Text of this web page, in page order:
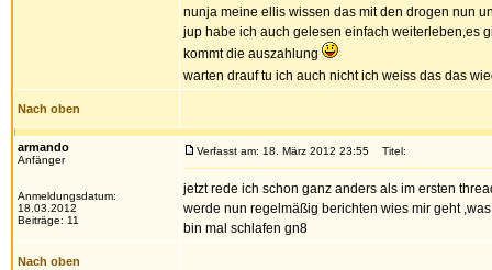
nunja meine ellis wissen das mit den drogen nun
jup habe ich auch gelesen einfach weiterleben,es
kommt die auszahlung
warten drauf tu ich auch nicht ich weiss das das
Nach oben
armando
Anfänger
Anmeldungsdatum:
18.03.2012
Beiträge: 11
Verfasst am: 18. März 2012 23:55 Titel:
jetzt rede ich schon ganz anders als im ersten
werde nun regelmäßig berichten wies mir geht
bin mal schlafen gn8
Nach oben